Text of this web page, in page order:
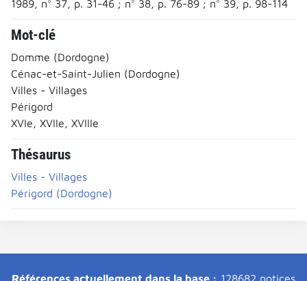
1989, n° 37, p. 31-46 ; n° 38, p. 76-89 ; n° 39, p. 98-114
Mot-clé
Domme (Dordogne)
Cénac-et-Saint-Julien (Dordogne)
Villes - Villages
Périgord
XVIe, XVIIe, XVIIIe
Thésaurus
Villes - Villages
Périgord (Dordogne)
Références actuellement dans la base : 128682 notices